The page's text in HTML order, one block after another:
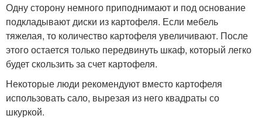
Одну сторону немного приподнимают и под основание
подкладывают диски из картофеля. Если мебель
тяжелая, то количество картофеля увеличивают. После
этого остается только передвинуть шкаф, который легко
будет скользить за счет картофеля.
Некоторые люди рекомендуют вместо картофеля
использовать сало, вырезая из него квадраты со
шкуркой.